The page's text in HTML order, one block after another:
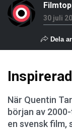
30 juli
Dela
När Quentin
början av
en svensk film,